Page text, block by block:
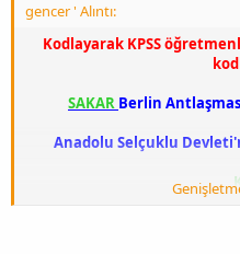
gencer ' Alıntı:
Kodlayarak KPSS
SAKAR Berlin
Anadolu Selçuklu